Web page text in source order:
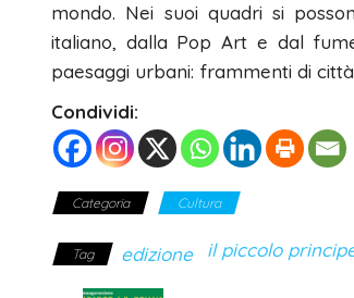
mondo. Nei suoi quadri si
italiano, dalla Pop Art e dal
paesaggi urbani: frammenti di
Condividi:
Categoria Cultura
Tag edizione il piccolo